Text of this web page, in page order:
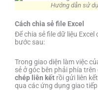
Hướng dẫn sử
Cách chia sẻ file Excel
Để chia sẻ file dữ liệu
bước sau:
Trong giao diện làm việc
sẻ ở góc bên phải phía
chép liên kết rồi gửi liên
qua các ứng dụng giao